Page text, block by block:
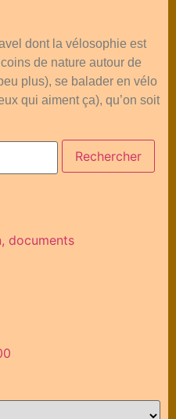
dont la vélosophie est
de nature autour de
plus), se balader en vélo
qui aiment ça), qu’on soit
documents